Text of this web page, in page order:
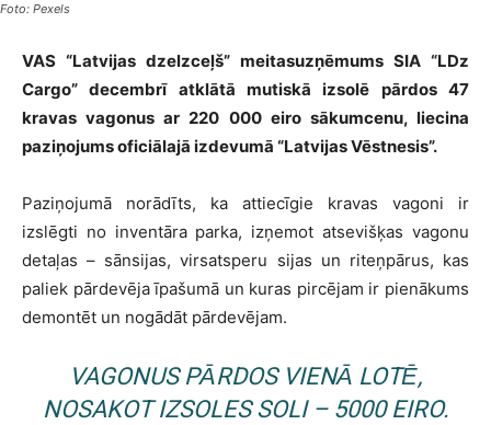
Foto: Pexels
VAS “Latvijas dzelzceļš” meitasuzņēmums SIA “LDz
Cargo” decembrī atklātā mutiskā izsolē pārdos 47
kravas vagonus ar 220 000 eiro sākumcenu, liecina
paziņojums oficiālajā izdevumā “Latvijas Vēstnesis”.
Paziņojumā norādīts, ka attiecīgie kravas vagoni ir
izslēgti no inventāra parka, izņemot atsevišķas vagonu
detaļas – sānsijas, virsatsperu sijas un riteņpārus, kas
paliek pārdevēja īpašumā un kuras pircējam ir pienākums
demontēt un nogādāt pārdevējam.
VAGONUS PĀRDOS VIENĀ LOTĒ,
NOSAKOT IZSOLES SOLI – 5000 EIRO.